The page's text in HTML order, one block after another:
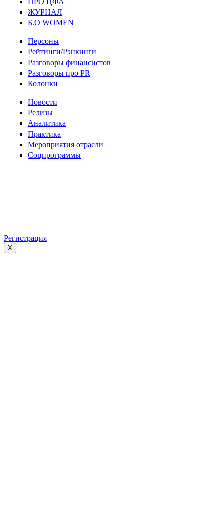
ЖУРНАЛ
Б.О WOMEN
Персоны
Рейтинги/Рэнкинги
Разговоры финансистов
Разговоры про PR
Колонки
Новости
Релизы
Аналитика
Практика
Мероприятия отрасли
Соцпрограммы
Регистрация
X